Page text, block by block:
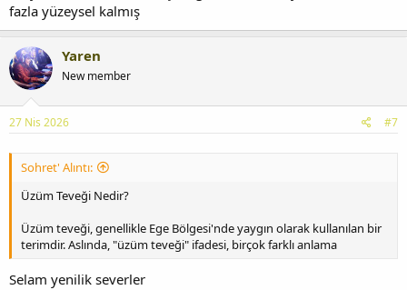
fazla yüzeysel kalmış
Yaren
New member
27 Nis 2026 #7
Sohret' Alıntı:
Üzüm Teveği Nedir?
Üzüm teveği, genellikle Ege Bölgesi'nde yaygın olarak kullanılan bir
terimdir. Aslında, "üzüm teveği" ifadesi, birçok farklı anlama
Selam yenilik severler